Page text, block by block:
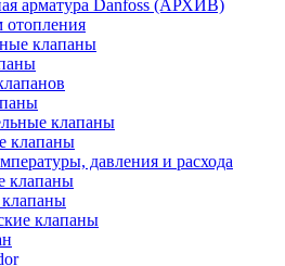
арматура Danfoss (АРХИВ)
отопления
клапаны
клапаны
клапаны
давления и расхода
клапаны
клапаны